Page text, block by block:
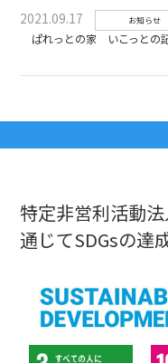
2021.09.17 お知らせ
ぱれっとの家 いこっとの
特定非営利活動
通じてSDGsの達